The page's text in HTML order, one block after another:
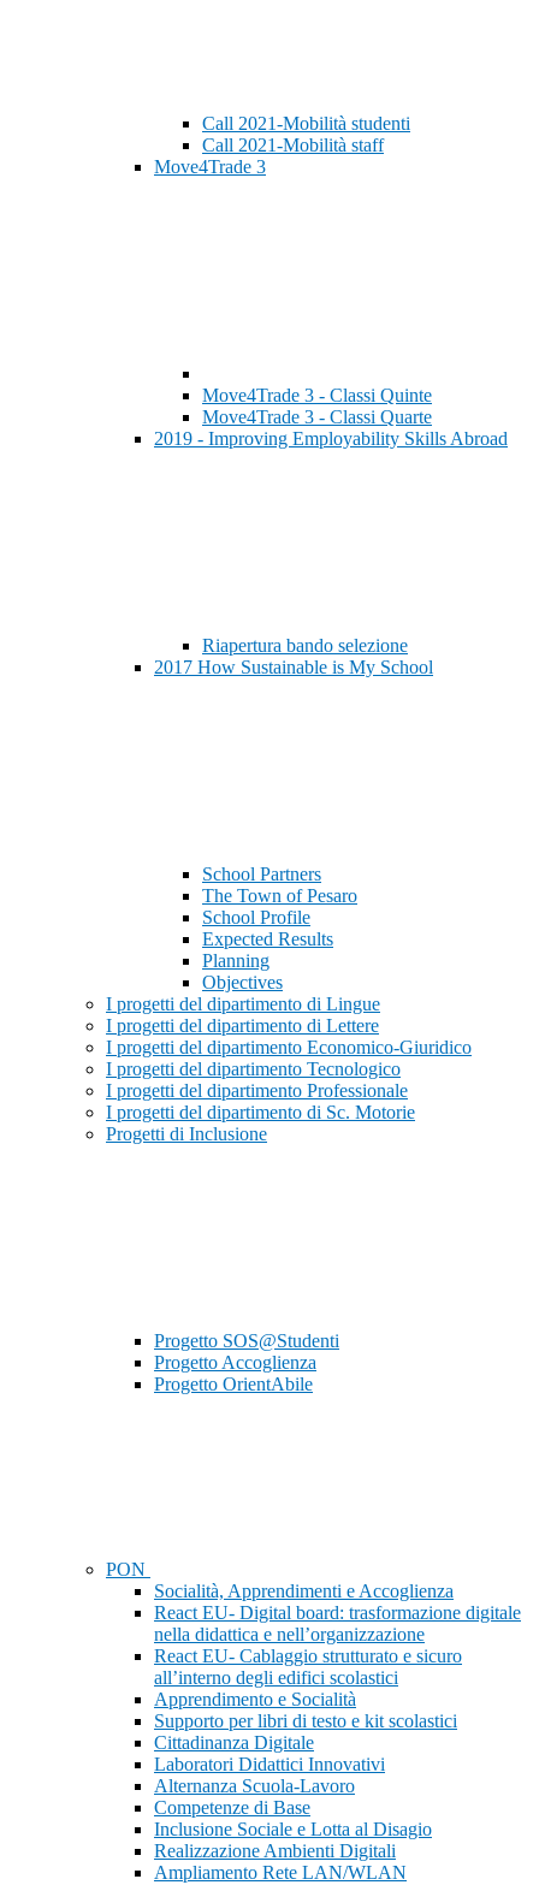
Call 2021-Mobilità studenti
Call 2021-Mobilità staff
Move4Trade 3
Move4Trade 3 - Classi Quinte
Move4Trade 3 - Classi Quarte
2019 - Improving Employability Skills Abroad
Riapertura bando selezione
2017 How Sustainable is My School
School Partners
The Town of Pesaro
School Profile
Expected Results
Planning
Objectives
I progetti del dipartimento di Lingue
I progetti del dipartimento di Lettere
I progetti del dipartimento Economico-Giuridico
I progetti del dipartimento Tecnologico
I progetti del dipartimento Professionale
I progetti del dipartimento di Sc. Motorie
Progetti di Inclusione
Progetto SOS@Studenti
Progetto Accoglienza
Progetto OrientAbile
PON
Socialità, Apprendimenti e Accoglienza
React EU- Digital board: trasformazione digitale
nella didattica e nell’organizzazione
React EU- Cablaggio strutturato e sicuro
all’interno degli edifici scolastici
Apprendimento e Socialità
Supporto per libri di testo e kit scolastici
Cittadinanza Digitale
Laboratori Didattici Innovativi
Alternanza Scuola-Lavoro
Competenze di Base
Inclusione Sociale e Lotta al Disagio
Realizzazione Ambienti Digitali
Ampliamento Rete LAN/WLAN